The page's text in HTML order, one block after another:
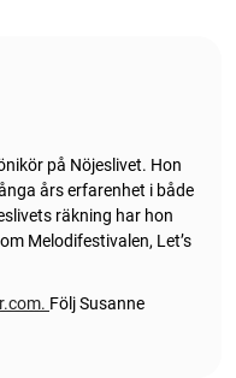
på Nöjeslivet. Hon
års erfarenhet i både
räkning har hon
Melodifestivalen, Let’s
. Följ Susanne